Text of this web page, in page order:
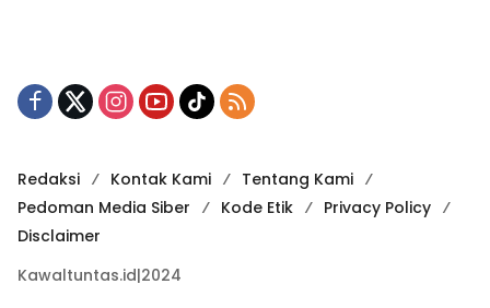
Redaksi Kontak Kami
Tentang Kami
Pedoman Media Siber
Kode Etik
Privacy Policy
Disclaimer
Kawaltuntas.id|2024